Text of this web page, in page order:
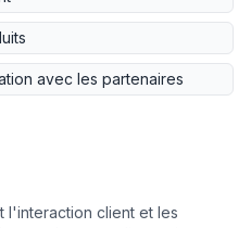
avec les partenaires
l'interaction client et les